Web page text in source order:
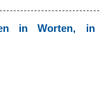
in Worten, in